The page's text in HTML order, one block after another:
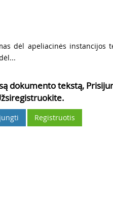
dėl apeliacinės instancijos
dokumento tekstą,
Registruotis